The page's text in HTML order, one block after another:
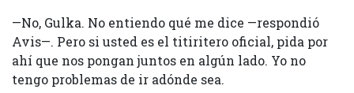
—No, Gulka. No entiendo qué me dice —respondió
Avis—. Pero si usted es el titiritero oficial, pida por
ahí que nos pongan juntos en algún lado. Yo no
tengo problemas de ir adónde sea.